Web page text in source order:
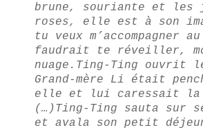
brune, souriante et les
roses, elle est à son
tu veux m’accompagner
faudrait te réveiller,
nuage. Ting-Ting ouvrit
Grand-mère Li était
elle et lui caressait la
(…) Ting-Ting sauta sur
et avala son petit